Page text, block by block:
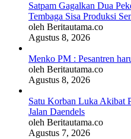
Satpam Gagalkan Dua
Tembaga Sisa Produksi
oleh Beritautama.co
Agustus 8, 2026
Menko PM : Pesantren
oleh Beritautama.co
Agustus 8, 2026
Satu Korban Luka Akibat
Jalan Daendels
oleh Beritautama.co
Agustus 7, 2026